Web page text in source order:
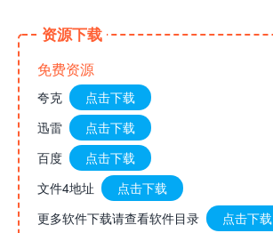
资源下载
免费资源
夸克
点击下载
迅雷
点击下载
百度
点击下载
文件4地址
点击下载
更多软件下载请查看软件目录
点击下载